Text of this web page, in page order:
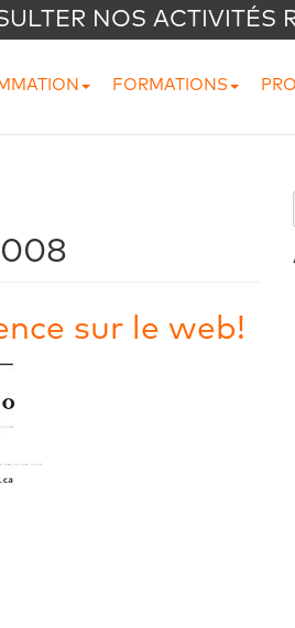
NOS ACTIVITÉS
FORMATIONS
sur le web!